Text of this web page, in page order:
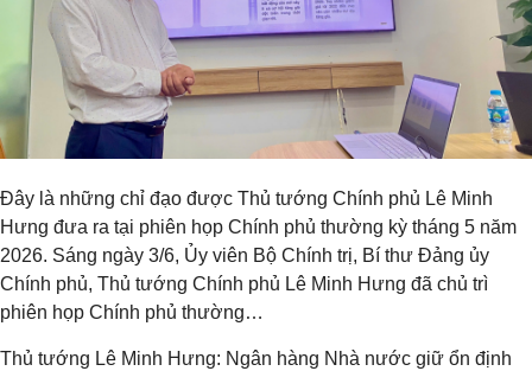
Đây là những chỉ đạo được Thủ tướng Chính phủ Lê Minh
Hưng đưa ra tại phiên họp Chính phủ thường kỳ tháng 5 năm
2026. Sáng ngày 3/6, Ủy viên Bộ Chính trị, Bí thư Đảng ủy
Chính phủ, Thủ tướng Chính phủ Lê Minh Hưng đã chủ trì
phiên họp Chính phủ thường…
Thủ tướng Lê Minh Hưng: Ngân hàng Nhà nước giữ ổn định